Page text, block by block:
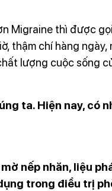
Migraine thì được
thậm chí hàng ngày,
lượng cuộc sống
ta. Hiện nay, có
nếp nhăn, liệu
trong điều trị